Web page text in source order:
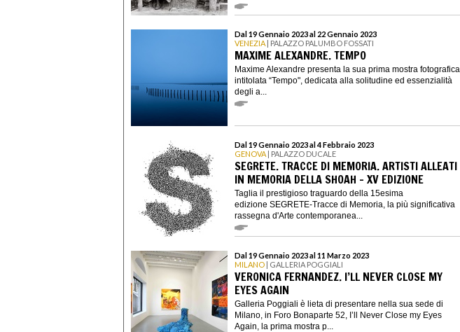
Dal 19 Gennaio 2023 al 22 Gennaio 2023
VENEZIA | PALAZZO PALUMBO FOSSATI
MAXIME ALEXANDRE. TEMPO
Maxime Alexandre presenta la sua prima mostra fotografica,
intitolata “Tempo", dedicata alla solitudine ed essenzialità
degli a...
Dal 19 Gennaio 2023 al 4 Febbraio 2023
GENOVA | PALAZZO DUCALE
SEGRETE. TRACCE DI MEMORIA. ARTISTI ALLEATI
IN MEMORIA DELLA SHOAH - XV EDIZIONE
Taglia il prestigioso traguardo della 15esima
edizione SEGRETE-Tracce di Memoria, la più significativa
rassegna d'Arte contemporanea...
Dal 19 Gennaio 2023 al 11 Marzo 2023
MILANO | GALLERIA POGGIALI
VERONICA FERNANDEZ. I’LL NEVER CLOSE MY
EYES AGAIN
Galleria Poggiali è lieta di presentare nella sua sede di
Milano, in Foro Bonaparte 52, I’ll Never Close my Eyes
Again, la prima mostra p...